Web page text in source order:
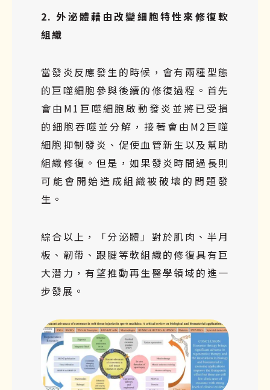
2. 外泌體藉由改變細胞特性來修復軟
組織
當發炎反應發生的時候，會有兩種型態
的巨噬細胞參與後續的修復過程。首先
會由M1巨噬細胞啟動發炎並將已受損
的細胞吞噬並分解，接著會由M2巨噬
細胞抑制發炎、促使血管新生以及幫助
組織修復。但是，如果發炎時間過長則
可能會開始造成組織被破壞的問題發
生。
綜合以上，「分泌體」對於肌肉、半月
板、韌帶、跟腱等軟組織的修復具有巨
大潛力，有望推動再生醫學領域的進一
步發展。